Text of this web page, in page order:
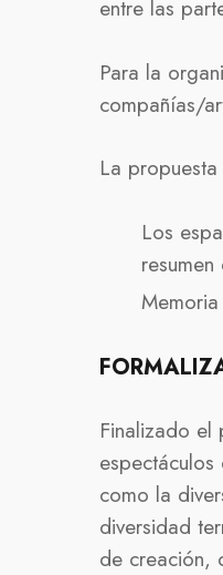
entre las
Para la
compañías/
La
Los
Finalizado el
como la
diversidad
de creación,